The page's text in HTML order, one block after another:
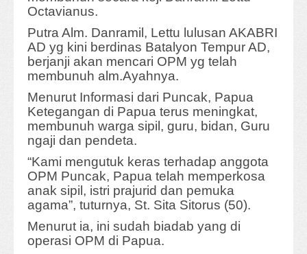
Octavianus.
Putra Alm. Danramil, Lettu lulusan AKABRI
AD yg kini berdinas Batalyon Tempur AD,
berjanji akan mencari OPM yg telah
membunuh alm.Ayahnya.
Menurut Informasi dari Puncak, Papua
Ketegangan di Papua terus meningkat,
membunuh warga sipil, guru, bidan, Guru
ngaji dan pendeta.
“Kami mengutuk keras terhadap anggota
OPM Puncak, Papua telah memperkosa
anak sipil, istri prajurid dan pemuka
agama”, tuturnya, St. Sita Sitorus (50).
Menurut ia, ini sudah biadab yang di
operasi OPM di Papua.